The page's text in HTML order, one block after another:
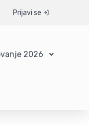
Prijavi se
2026